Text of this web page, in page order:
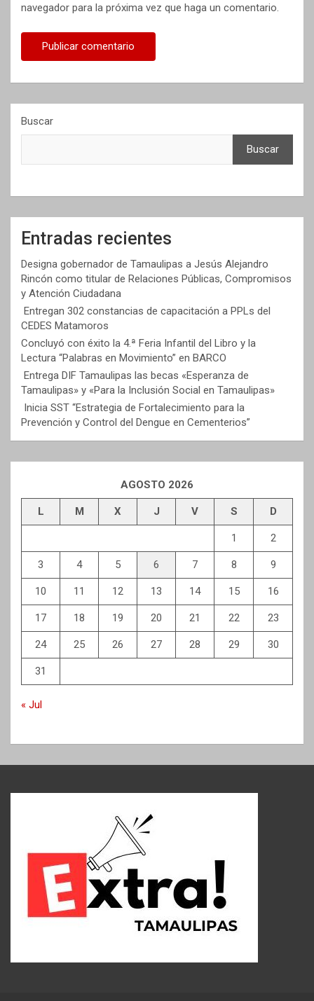
navegador para la próxima vez que haga un comentario.
Buscar
Buscar
Entradas recientes
Designa gobernador de Tamaulipas a Jesús Alejandro
Rincón como titular de Relaciones Públicas, Compromisos
y Atención Ciudadana
Entregan 302 constancias de capacitación a PPLs del
CEDES Matamoros
Concluyó con éxito la 4.ª Feria Infantil del Libro y la
Lectura “Palabras en Movimiento” en BARCO
Entrega DIF Tamaulipas las becas «Esperanza de
Tamaulipas» y «Para la Inclusión Social en Tamaulipas»
Inicia SST “Estrategia de Fortalecimiento para la
Prevención y Control del Dengue en Cementerios”
AGOSTO 2026
L M X J V S D
1 2
3 4 5 6 7 8 9
10 11 12 13 14 15 16
17 18 19 20 21 22 23
24 25 26 27 28 29 30
31
« Jul